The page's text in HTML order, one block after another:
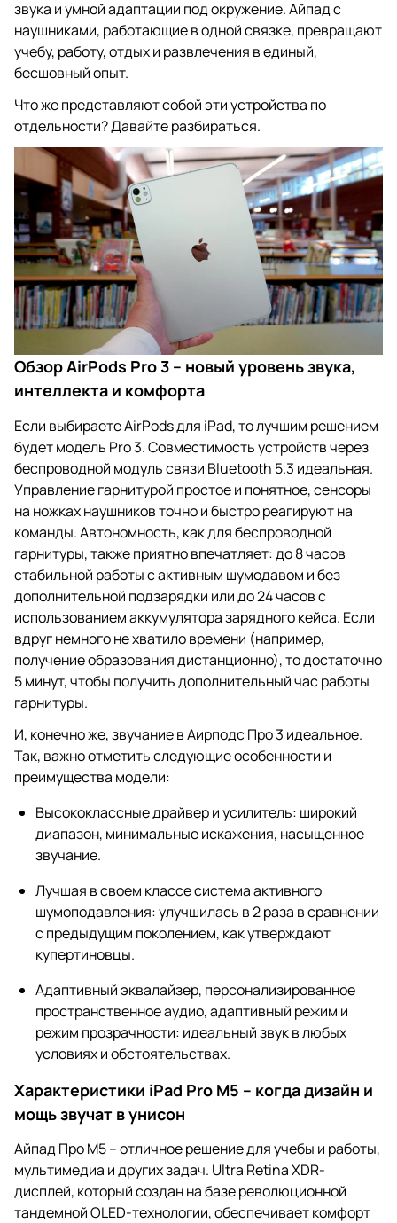
звука и умной адаптации под окружение. Айпад с
наушниками, работающие в одной связке, превращают
учебу, работу, отдых и развлечения в единый,
бесшовный опыт.
Что же представляют собой эти устройства по
отдельности? Давайте разбираться.
Обзор AirPods Pro 3 – новый уровень звука,
интеллекта и комфорта
Если выбираете AirPods для iPad, то лучшим решением
будет модель Pro 3. Совместимость устройств через
беспроводной модуль связи Bluetooth 5.3 идеальная.
Управление гарнитурой простое и понятное, сенсоры
на ножках наушников точно и быстро реагируют на
команды. Автономность, как для беспроводной
гарнитуры, также приятно впечатляет: до 8 часов
стабильной работы с активным шумодавом и без
дополнительной подзарядки или до 24 часов с
использованием аккумулятора зарядного кейса. Если
вдруг немного не хватило времени (например,
получение образования дистанционно), то достаточно
5 минут, чтобы получить дополнительный час работы
гарнитуры.
И, конечно же, звучание в Аирподс Про 3 идеальное.
Так, важно отметить следующие особенности и
преимущества модели:
Высококлассные драйвер и усилитель: широкий
диапазон, минимальные искажения, насыщенное
звучание.
Лучшая в своем классе система активного
шумоподавления: улучшилась в 2 раза в сравнении
с предыдущим поколением, как утверждают
купертиновцы.
Адаптивный эквалайзер, персонализированное
пространственное аудио, адаптивный режим и
режим прозрачности: идеальный звук в любых
условиях и обстоятельствах.
Характеристики iPad Pro M5 – когда дизайн и
мощь звучат в унисон
Айпад Про М5 – отличное решение для учебы и работы,
мультимедиа и других задач. Ultra Retina XDR-
дисплей, который создан на базе революционной
тандемной OLED-технологии, обеспечивает комфорт